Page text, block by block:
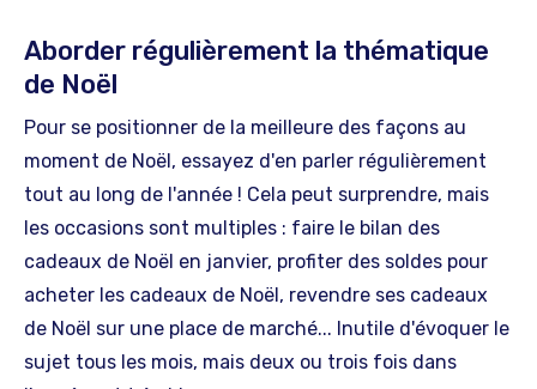
Aborder régulièrement la thématique
de Noël
Pour se positionner de la meilleure des façons au
moment de Noël, essayez d'en parler régulièrement
tout au long de l'année ! Cela peut surprendre, mais
les occasions sont multiples : faire le bilan des
cadeaux de Noël en janvier, profiter des soldes pour
acheter les cadeaux de Noël, revendre ses cadeaux
de Noël sur une place de marché... Inutile d'évoquer le
sujet tous les mois, mais deux ou trois fois dans